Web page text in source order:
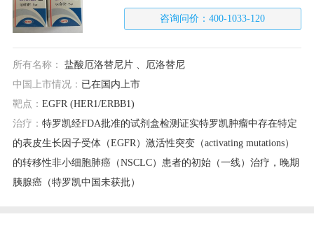
咨询问价：400-1033-120
所有名称：
盐酸厄洛替尼片 、厄洛替尼
中国上市情况： 已在国内上市
靶点： EGFR (HER1/ERBB1)
治疗： 特罗凯经FDA批准的试剂盒检测证实特罗凯肿瘤中存在特定
的表皮生长因子受体（EGFR）激活性突变（activating mutations）
的转移性非小细胞肺癌（NSCLC）患者的初始（一线）治疗，晚期
胰腺癌（特罗凯中国未获批）